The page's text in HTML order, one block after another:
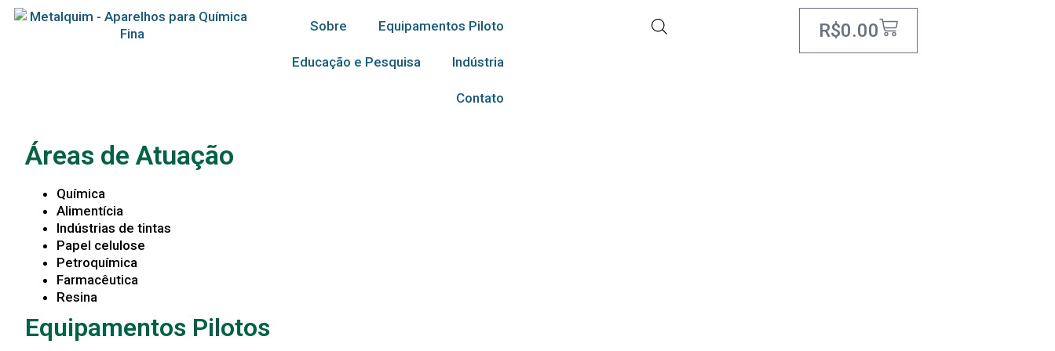
Sobre Equipamentos Piloto
Educação e Pesquisa Indústria
Contato
R$0.00
Áreas de Atuação
Química
Alimentícia
Indústrias de tintas
Papel celulose
Petroquímica
Farmacêutica
Resina
Equipamentos Pilotos